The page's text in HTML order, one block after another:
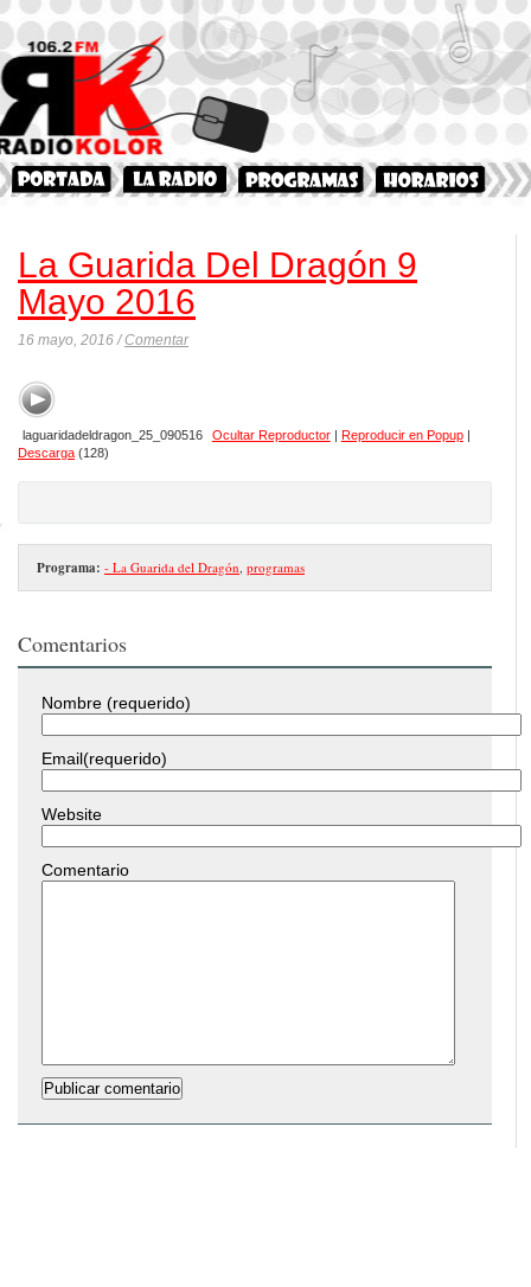
La Guarida Del Dragón 9
Mayo 2016
16 mayo, 2016 /Comentar
laguaridadeldragon_25_090516 Ocultar Reproductor| Reproducir en Popup|
Descarga (128)
Programa: - La Guarida del Dragón programas
Comentarios
Nombre (requerido)
Email(requerido)
Website
Comentario